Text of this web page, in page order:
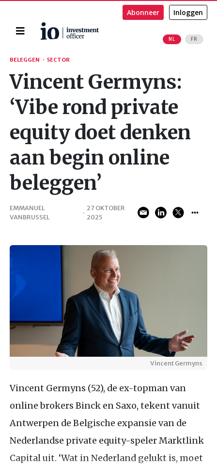
Home
NL FR
Abonneer Inloggen
Zoeken
BELEGGEN · SECTOR
Vincent Germyns:
‘Vibe rond private
equity doet denken
aan begin online
beleggen’
EMMANUEL
VANBRUSSEL
·
27 OKTOBER
2025
Vincent Germyns
Vincent Germyns (52), de ex-topman van
online brokers Binck en Saxo, tekent vanuit
Antwerpen de Belgische expansie van de
Nederlandse private equity-speler Marktlink
Capital uit. ‘Wat in Nederland gelukt is, moet